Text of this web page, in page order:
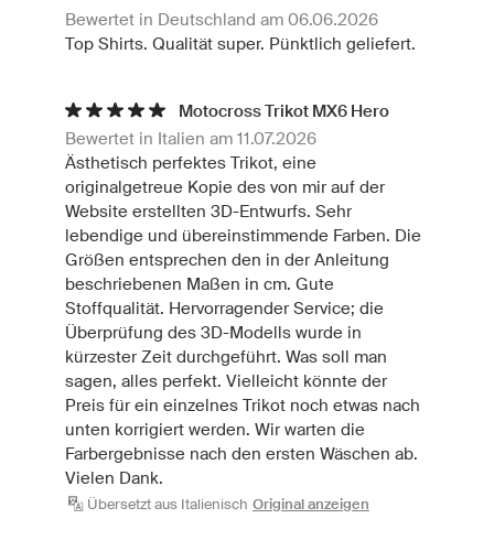
Bewertet in Deutschland am 06.06.2026
Top Shirts. Qualität super. Pünktlich geliefert.
Motocross Trikot MX6 Hero
Bewertet in Italien am 11.07.2026
Ästhetisch perfektes Trikot, eine
originalgetreue Kopie des von mir auf der
Website erstellten 3D-Entwurfs. Sehr
lebendige und übereinstimmende Farben. Die
Größen entsprechen den in der Anleitung
beschriebenen Maßen in cm. Gute
Stoffqualität. Hervorragender Service; die
Überprüfung des 3D-Modells wurde in
kürzester Zeit durchgeführt. Was soll man
sagen, alles perfekt. Vielleicht könnte der
Preis für ein einzelnes Trikot noch etwas nach
unten korrigiert werden. Wir warten die
Farbergebnisse nach den ersten Wäschen ab.
Vielen Dank.
Übersetzt aus Italienisch Original anzeigen